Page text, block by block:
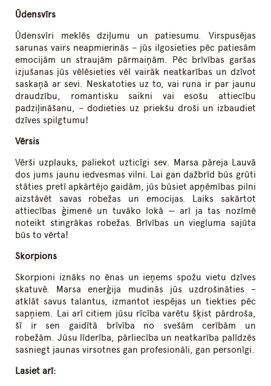
Ūdensvīrs
Ūdensvīri meklēs dziļumu un patiesumu. Virspusējas
sarunas vairs neapmierinās – jūs ilgosieties pēc patiesām
emocijām un straujām pārmaiņām. Pēc brīvības garšas
izjušanas jūs vēlēsieties vēl vairāk neatkarības un dzīvot
saskaņā ar sevi. Neskatoties uz to, vai runa ir par jaunu
draudzību, romantisku saikni vai esošu attiecību
padziļināšanu, – dodieties uz priekšu droši un izbaudiet
dzīves spilgtumu!
Vērsis
Vērši uzplauks, paliekot uzticīgi sev. Marsa pāreja Lauvā
dos jums jaunu iedvesmas vilni. Lai gan dažbrīd būs grūti
stāties pretī apkārtējo gaidām, jūs būsiet apņēmības pilni
aizstāvēt savas robežas un emocijas. Laiks sakārtot
attiecības ģimenē un tuvāko lokā — arī ja tas nozīmē
noteikt stingrākas robežas. Brīvības un viegluma sajūta
būs to vērta!
Skorpions
Skorpioni iznāks no ēnas un ieņems spožu vietu dzīves
skatuvē. Marsa enerģija mudinās jūs uzdrošināties –
atklāt savus talantus, izmantot iespējas un tiekties pēc
sapņiem. Lai arī citiem jūsu rīcība varētu šķist pārdroša,
šī ir sen gaidītā brīvība no svešām cerībām un
robežām. Jūsu līderība, pārliecība un neatkarība palīdzēs
sasniegt jaunas virsotnes gan profesionāli, gan personīgi.
Lasiet arī: